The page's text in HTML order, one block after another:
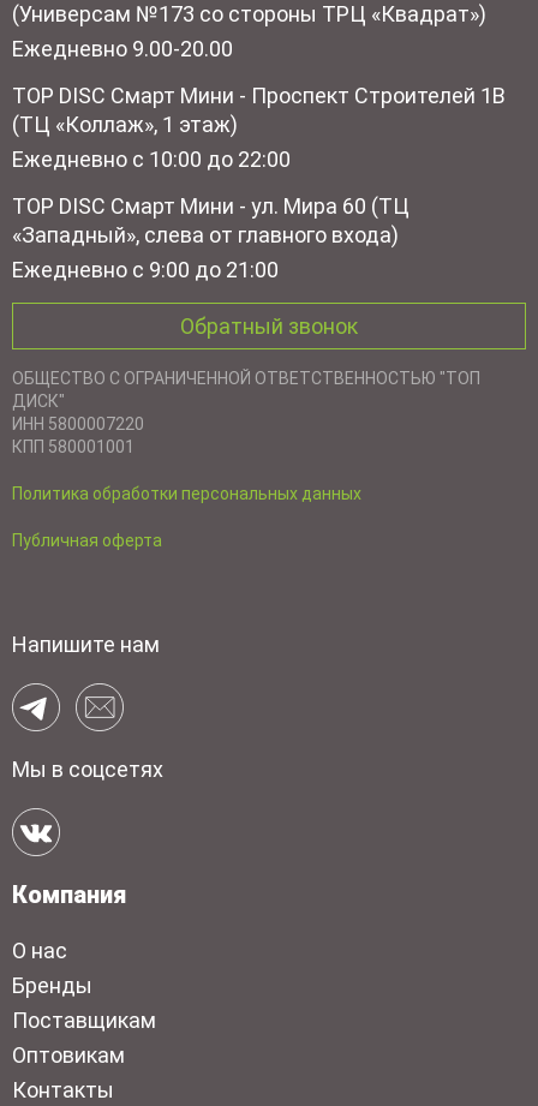
(Универсам №173 со стороны ТРЦ «Квадрат»)
Ежедневно 9.00-20.00
TOP DISC Смарт Мини - Проспект Строителей 1В
(ТЦ «Коллаж», 1 этаж)
Ежедневно с 10:00 до 22:00
TOP DISC Смарт Мини - ул. Мира 60 (ТЦ
«Западный», слева от главного входа)
Ежедневно с 9:00 до 21:00
Обратный звонок
ОБЩЕСТВО С ОГРАНИЧЕННОЙ ОТВЕТСТВЕННОСТЬЮ "ТОП
ДИСК"
ИНН 5800007220
КПП 580001001
Политика обработки персональных данных
Публичная оферта
Напишите нам
Мы в соцсетях
Компания
О нас
Бренды
Поставщикам
Оптовикам
Контакты